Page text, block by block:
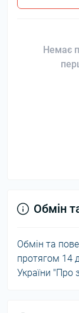
Немає
Обмін
Обмін та
протягом 14
України "Про